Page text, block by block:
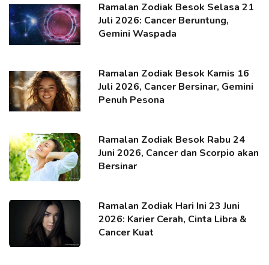
Ramalan Zodiak Besok Selasa 21
Juli 2026: Cancer Beruntung,
Gemini Waspada
Ramalan Zodiak Besok Kamis 16
Juli 2026, Cancer Bersinar, Gemini
Penuh Pesona
Ramalan Zodiak Besok Rabu 24
Juni 2026, Cancer dan Scorpio akan
Bersinar
Ramalan Zodiak Hari Ini 23 Juni
2026: Karier Cerah, Cinta Libra &
Cancer Kuat